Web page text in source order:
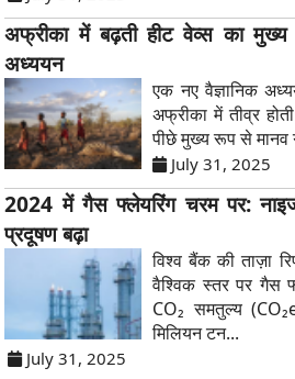
अफ्रीका में बढ़ती हीट वेव्स का मुख्य
अध्ययन
एक नए वैज्ञानिक
अफ्रीका में तीव्र
पीछे मुख्य रूप से मानव
July 31, 2025
2024 में गैस फ्लेयरिंग चरम पर:
प्रदूषण बढ़ा
विश्व बैंक की ताज़ा
वैश्विक स्तर पर गैस
CO₂ समतुल्य
मिलियन टन...
July 31, 2025